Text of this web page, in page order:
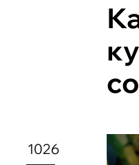
1026